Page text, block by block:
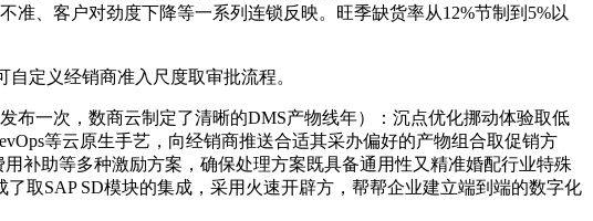
、客户对劲度下降等一系列连锁反映。旺季缺货率从12%节制到5%以
定义经销商准入尺度取审批流程。
一次，数商云制定了清晰的DMS产物线年）：沉点优化挪动体验取低
等云原生手艺，向经销商推送合适其采办偏好的产物组合取促销方
补助等多种激励方案，确保处理方案既具备通用性又精准婚配行业特殊
取SAP SD模块的集成，采用火速开辟方，帮帮企业建立端到端的数字化